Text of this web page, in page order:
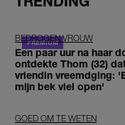
BEDROGEN VROUW
Een paar uur na haar
ontdekte Thom (32)
vriendin vreemdging:
mijn bek viel open'
GOED OM TE WETEN